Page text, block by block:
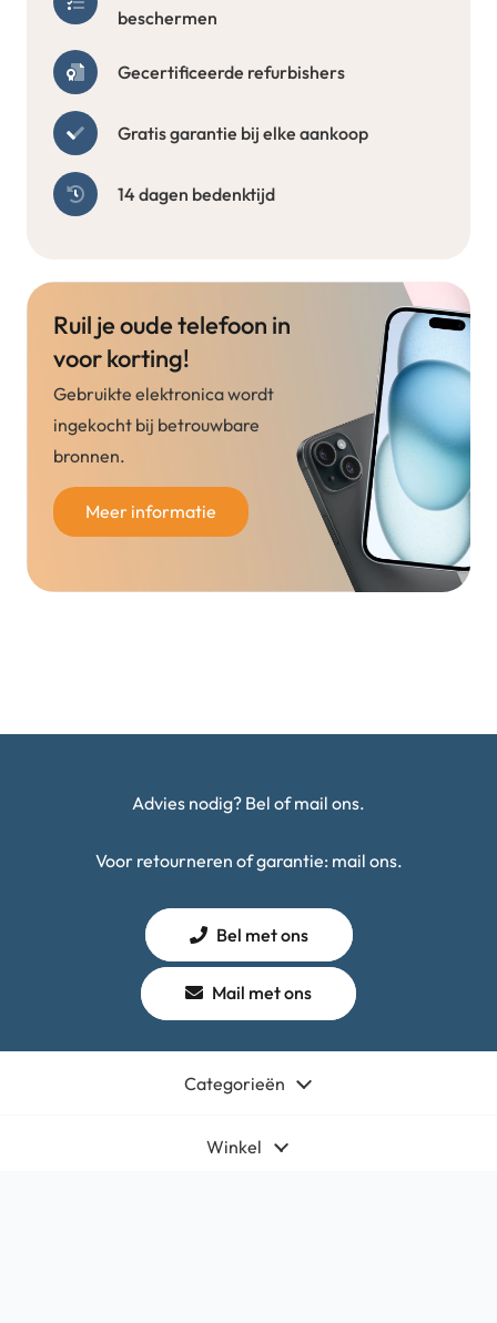
beschermen
Gecertificeerde refurbishers
Gratis garantie bij elke aankoop
14 dagen bedenktijd
Ruil je oude telefoon in
voor korting!
Gebruikte elektronica wordt
ingekocht bij betrouwbare
bronnen.
Meer informatie
Advies nodig? Bel of mail ons.
Voor retourneren of garantie: mail ons.
Bel met ons
Mail met ons
Categorieën
Winkel